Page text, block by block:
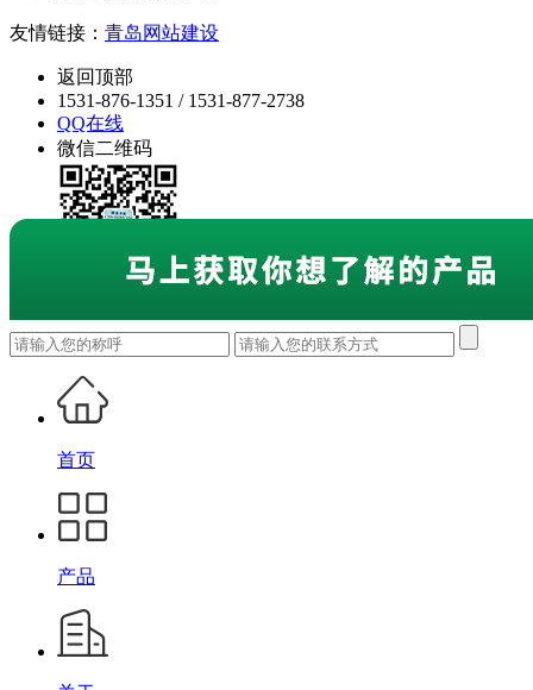
友情链接： 青岛网站建设
返回顶部
1531-876-1351 / 1531-877-2738
QQ在线
微信二维码
首页
产品